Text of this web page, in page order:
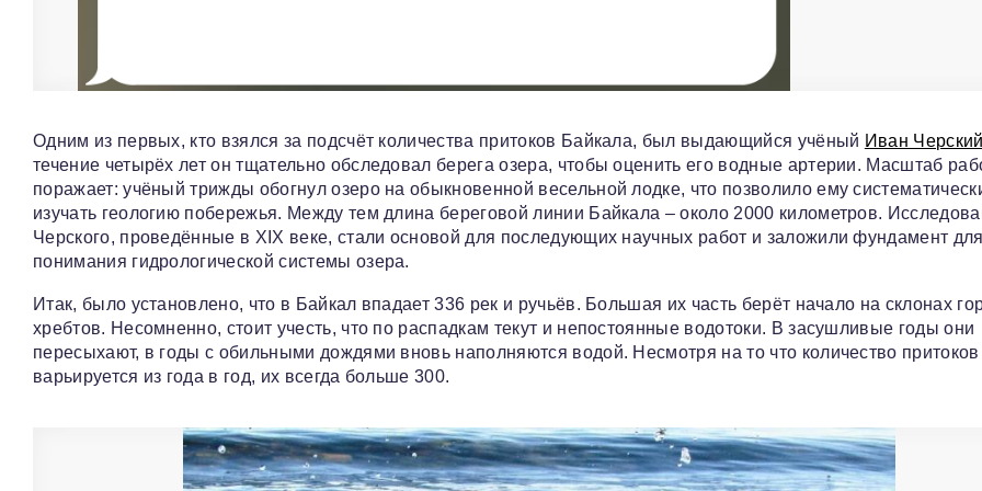
Одним из первых, кто взялся за подсчёт количества притоков Байкала, был выдающийся учёный Иван Черский
течение четырёх лет он тщательно обследовал берега озера, чтобы оценить его водные артерии. Масштаб
поражает: учёный трижды обогнул озеро на обыкновенной весельной лодке, что позволило ему
изучать геологию побережья. Между тем длина береговой линии Байкала – около 2000 километров.
Черского, проведённые в XIX веке, стали основой для последующих научных работ и заложили фундамент для
понимания гидрологической системы озера.
Итак, было установлено, что в Байкал впадает 336 рек и ручьёв. Большая их часть берёт начало на склонах
хребтов. Несомненно, стоит учесть, что по распадкам текут и непостоянные водотоки. В засушливые годы они
пересыхают, в годы с обильными дождями вновь наполняются водой. Несмотря на то что количество притоков
варьируется из года в год, их всегда больше 300.